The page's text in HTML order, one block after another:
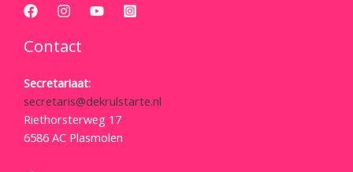
Contact
Secretariaat:
secretaris@dekrulstarte.nl
Riethorsterweg 17
6586 AC Plasmolen